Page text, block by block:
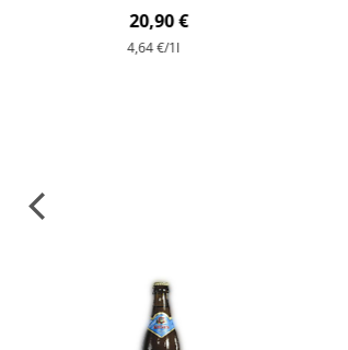
20,90 €
4,64 €/1l